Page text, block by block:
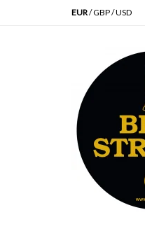
EUR/GBP/USD